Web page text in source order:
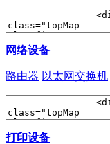
网络设备
路由器 以太网交换机
打印设备